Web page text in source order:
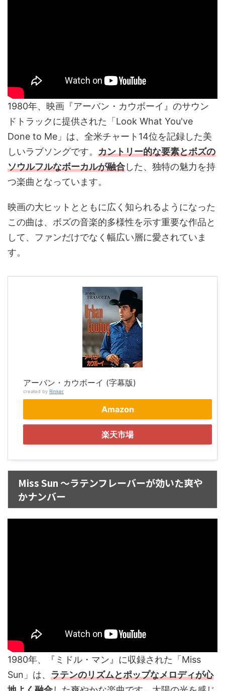
1980年、映画『アーバン・カウボーイ』のサウン
ドトラックに提供された「Look What You've
Done to Me」は、全米チャート14位を記録した美
しいラブソングです。 カントリー的な要素とボズの
ソウルフルなボーカルが融合した、独特の魅力を持
つ楽曲となっています。
映画の大ヒットとともに広く知られるようになった
この曲は、ボズの音楽的多様性を示す重要な作品と
して、ファンだけでなく幅広い層に愛されていま
す。
アーバン・カウボーイ (字幕版)
created by Rinker
Amazon
楽天市場
Miss Sun ～ラテンフレーバーが効いた爽や
かナンバー
1980年、『ミドル・マン』に収録された「Miss
Sun」は、 ラテンのリズムとポップなメロディが心